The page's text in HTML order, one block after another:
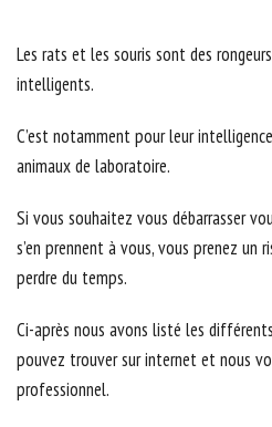
Les rats et les souris sont des
intelligents.
C’est notamment pour leur
animaux de laboratoire.
Si vous souhaitez vous débarrasser
s’en prennent à vous, vous prenez un
perdre du temps.
Ci-après nous avons listé les
pouvez trouver sur internet et nous
professionnel.